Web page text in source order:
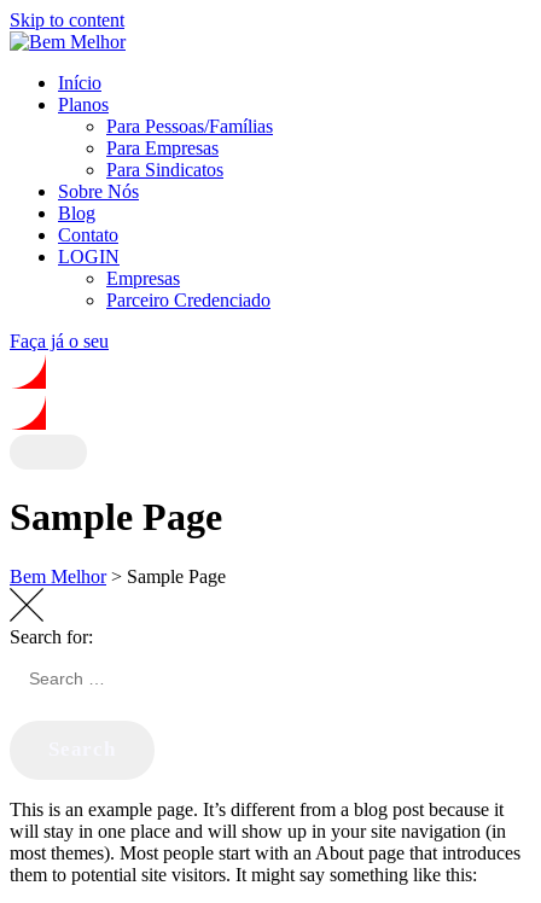
Skip to content
Início
Planos
Para Pessoas/Famílias
Para Empresas
Para Sindicatos
Sobre Nós
Blog
Contato
LOGIN
Empresas
Parceiro Credenciado
Faça já o seu
Sample Page
Bem Melhor> Sample Page
Search for:
This is an example page. It’s different from a blog post because it
will stay in one place and will show up in your site navigation (in
most themes). Most people start with an About page that introduces
them to potential site visitors. It might say something like this: